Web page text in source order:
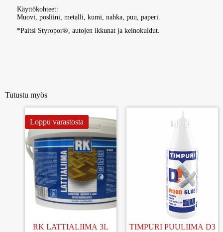
Käyttökohteet:
Muovi, posliini, metalli, kumi, nahka, puu, paperi.
*Paitsi Styropor®, autojen ikkunat ja keinokuidut.
Tutustu myös
Loppu varastosta
RK LATTIALIIMA 3L
TIMPURI PUULIIMA D3